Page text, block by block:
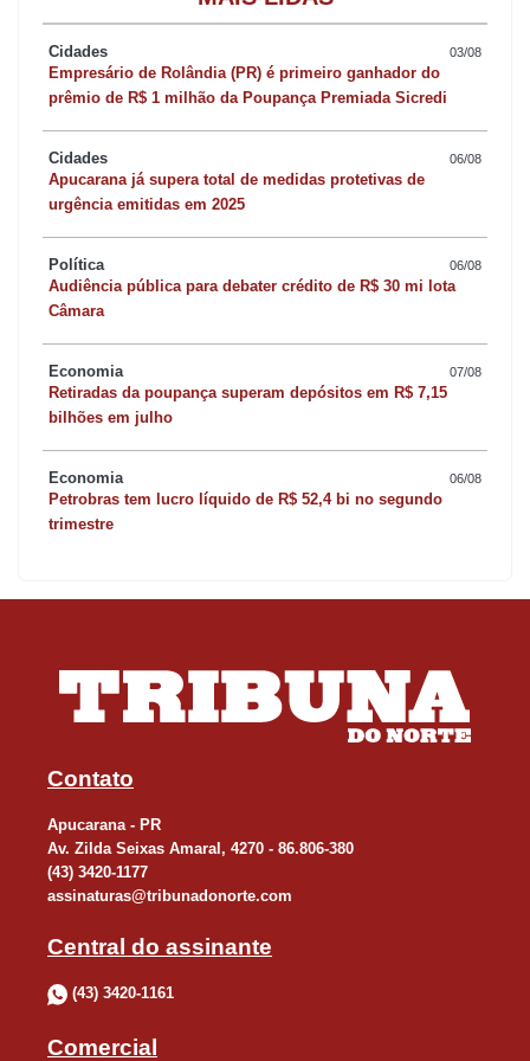
Relatório preliminar aponta que 60 casas foram destelhadas, cem
árvores foram arrancadas pelo vento e 10 barracões
destelhados. “Três silos foram completamente arrancados pelo
vento e 30 postes de energia caíram”, comenta Kelly Zanrolenzi,
O órgão ainda trabalha com levantamento de prejuízos, mas há
uma grande preocupação em relação a estufas de tomates e
hortaliças, principal vocação econômica do município.
“Várias foram destruídas pelo vento”, comenta Kelly, que destaca
que o levantamento dos prejuízos deve ser feito nos próximos
dias. Até a tarde de ontem, a localidade ainda estava sem
A chuva intensa que caiu na madrugada também causou
município, mesmo problema enfrentado em Ivaiporã. Na manhã
de ontem, a água também cobriu a PR-650, entre Godoy Moreira
Com as chuvas dos últimos dias na região, Defesa Civil e
Patrulha Ambiental do Rio Ivaí estão monitorando o nível das
águas no Distrito de Porto Ubá, em Lidianópolis. A situação é
famílias que moram as margens terão que ser retiradas.
Cidades 03/08
Empresário de Rolândia (PR) é primeiro ganhador do
prêmio de R$ 1 milhão da Poupança Premiada Sicredi
Cidades 06/08
Apucarana já supera total de medidas protetivas de
urgência emitidas em 2025
Política 06/08
Audiência pública para debater crédito de R$ 30 mi lota
Câmara
Economia 07/08
Retiradas da poupança superam depósitos em R$ 7,15
bilhões em julho
Economia 06/08
Petrobras tem lucro líquido de R$ 52,4 bi no segundo
trimestre
Contato
Apucarana - PR
Av. Zilda Seixas Amaral, 4270 - 86.806-380
(43) 3420-1177
assinaturas@tribunadonorte.com
Central do assinante
(43) 3420-1161
Comercial